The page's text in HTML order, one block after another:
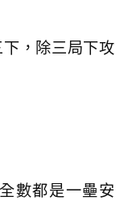
，除三局下攻
數都是一壘安